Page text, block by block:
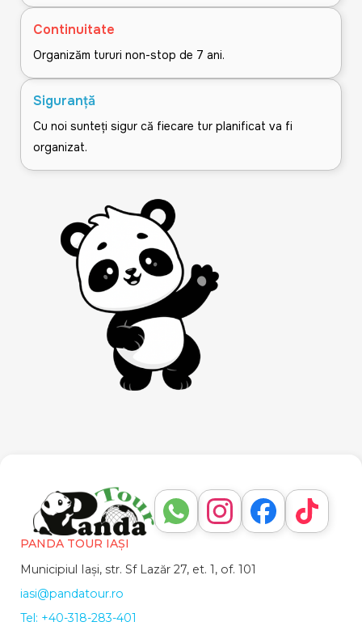
Continuitate
Organizăm tururi non-stop de 7 ani.
Siguranță
Cu noi sunteți sigur că fiecare tur planificat va fi
organizat.
PANDA TOUR IAȘI
Municipiul Iași, str. Sf Lazăr 27, et. 1, of. 101
iasi@pandatour.ro
Tel: +40-318-283-401